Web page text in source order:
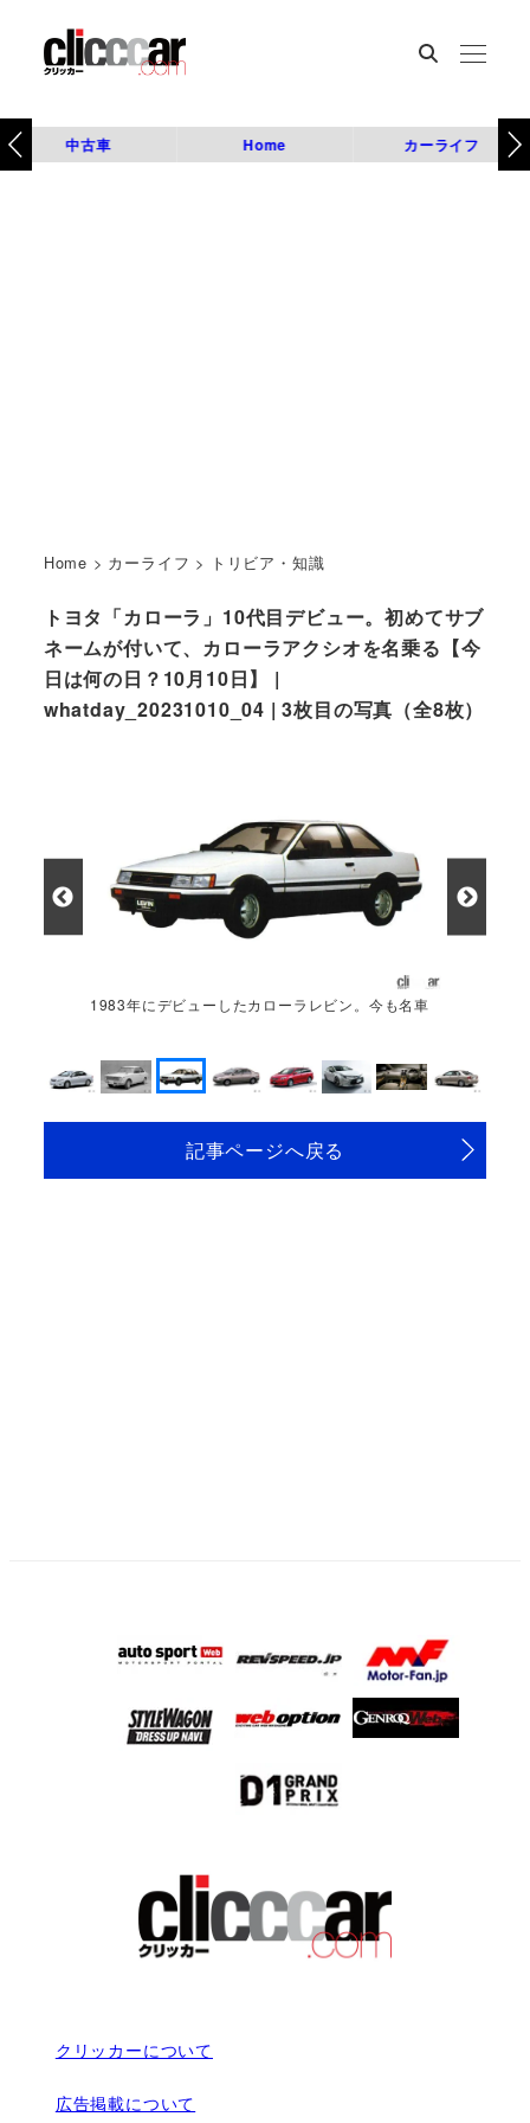
中古車 Home カーライフ
Home > カーライフ > トリビア・知識
トヨタ「カローラ」10代目デビュー。初めてサブ
ネームが付いて、カローラアクシオを名乗る【今
日は何の日？10月10日】 |
whatday_20231010_04 | 3枚目の写真（全8枚）
1983年にデビューしたカローラレビン。今も名車
記事ページへ戻る
クリッカーについて
広告掲載について